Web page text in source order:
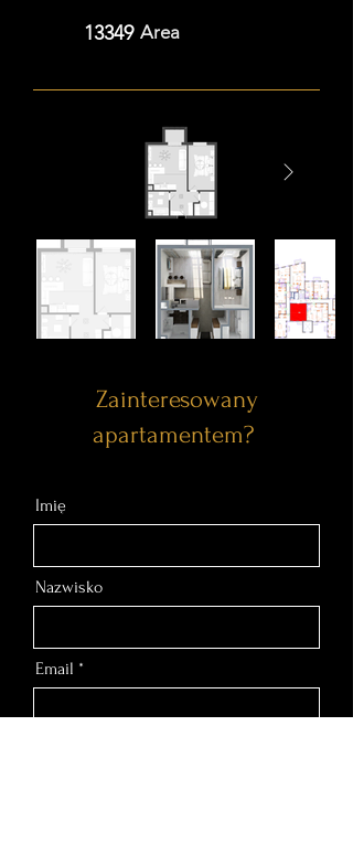
13349 Area
Zainteresowany
apartamentem?
Imię
Nazwisko
Email